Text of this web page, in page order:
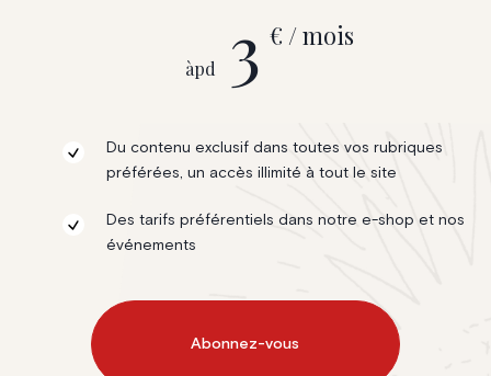
àpd 3 € / mois
Du contenu exclusif dans toutes vos rubriques
préférées, un accès illimité à tout le site
Des tarifs préférentiels dans notre e-shop et nos
événements
Abonnez-vous